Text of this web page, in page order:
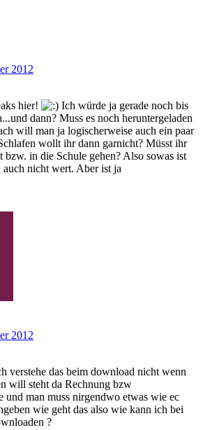
2012
hier!
Ich würde ja gerade noch bis
dann? Muss es noch heruntergeladen
will man ja logischerweise auch ein paar
wollt ihr dann garnicht? Müsst ihr
in die Schule gehen? Also sowas ist
auch nicht wert. Aber ist ja
2012
verstehe das beim download nicht wenn
will steht da Rechnung bzw
und man muss nirgendwo etwas wie ec
wie geht das also wie kann ich bei
?